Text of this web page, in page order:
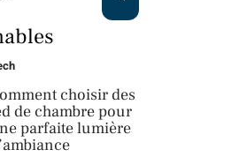
choisir des
de chambre pour
parfaite lumière